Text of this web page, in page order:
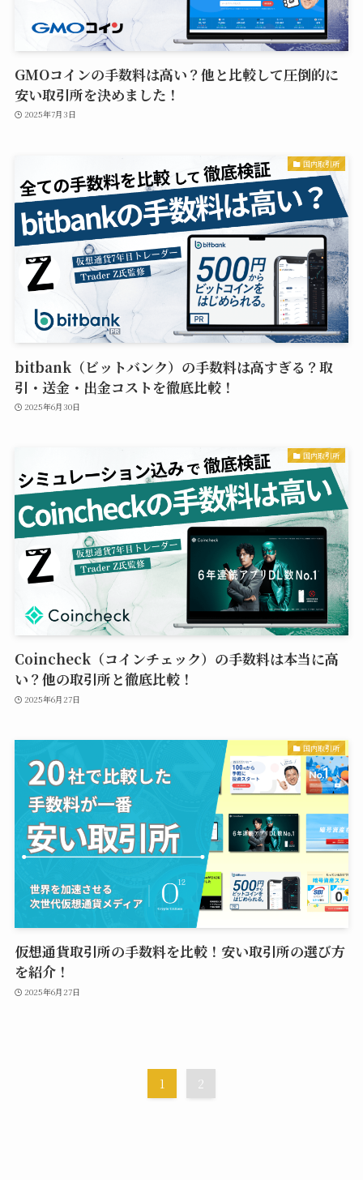
GMOコインの手数料は高い？他と比較して圧倒的に
安い取引所を決めました！
2025年7月3日
国内取引所
bitbank（ビットバンク）の手数料は高すぎる？取
引・送金・出金コストを徹底比較！
2025年6月30日
国内取引所
Coincheck（コインチェック）の手数料は本当に高
い？他の取引所と徹底比較！
2025年6月27日
国内取引所
仮想通貨取引所の手数料を比較！安い取引所の選び方
を紹介！
2025年6月27日
1 2